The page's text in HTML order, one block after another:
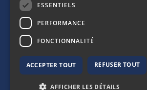
MENU DE NAVIGATION
ESSENTIELS
PERFORMANCE
FONCTIONNALITÉ
ACCEPTER TOUT REFUSER TOUT
AFFICHER LES DÉTAILS